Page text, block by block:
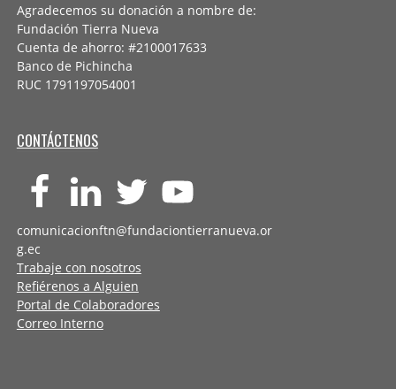
Agradecemos su donación a nombre de:
Fundación Tierra Nueva
Cuenta de ahorro: #2100017633
Banco de Pichincha
RUC 1791197054001
CONTÁCTENOS
comunicacionftn@fundaciontierranueva.or
g.ec
Trabaje con nosotros
Refiérenos a Alguien
Portal de Colaboradores
Correo Interno